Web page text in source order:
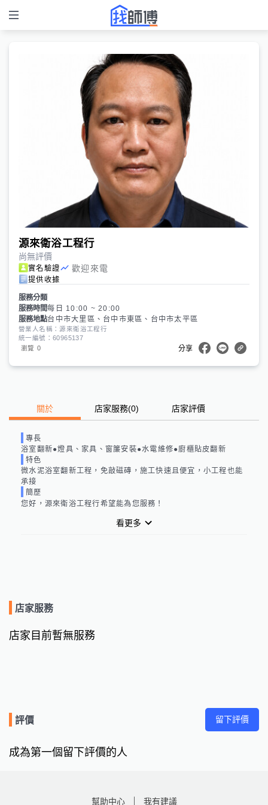
源來衛浴工程行
尚無評價
實名驗證 歡迎來電
提供收據
服務分類
服務時間每日 10:00 ~ 20:00
服務地點台中市大里區、台中市東區、台中市太平區
營業人名稱：源來衛浴工程行
統一編號：60965137
瀏覽 0 分享
關於 店家服務(0) 店家評價
專長
浴室翻新●燈具、家具、窗簾安裝●水電維修●廚櫃貼皮翻新
特色
微水泥浴室翻新工程，免敲磁磚，施工快速且便宜，小工程也能
承接
簡歷
您好，源來衛浴工程行希望能為您服務！
看更多
店家服務
店家目前暫無服務
評價 留下評價
成為第一個留下評價的人
幫助中心 我有建議